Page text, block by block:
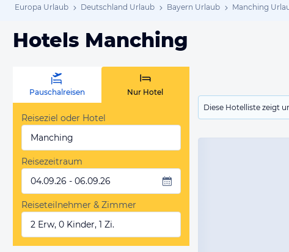
Europa Urlaub Deutschland Urlaub Bayern Urlaub Manching
Hotels Manching
Diese Hotelliste zeigt
Pauschalreisen Nur Hotel
Reiseziel oder Hotel
Manching
Reisezeitraum
04.09.26 - 06.09.26
Reiseteilnehmer & Zimmer
2 Erw, 0 Kinder, 1 Zi.